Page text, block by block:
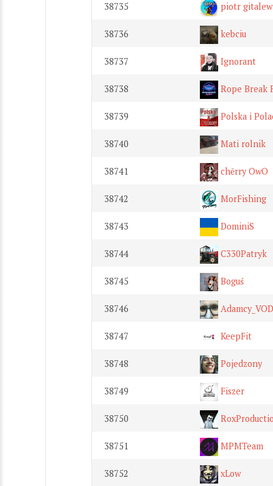
38735 piotr
38736 kebciu
38737 Ignorant
38738 Rope Break
38739 Polska i
38740 Mati rolnik
38741 chērry OwO
38742 MorFishing
38743 DominiS
38744 C330Patryk
38745 Boguś
38746
38747 KeepFit
38748 Pojedzony
38749 Fiszer
38750
38751 MPMTeam
38752 xLow